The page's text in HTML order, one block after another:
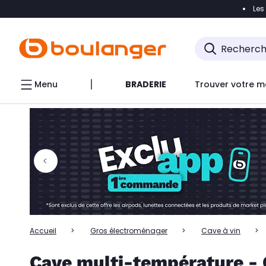
Accéder
Accéder directement au chatbot
Menu BRADERIE Trouver votre
Accueil Gros électroménager Cave à vin